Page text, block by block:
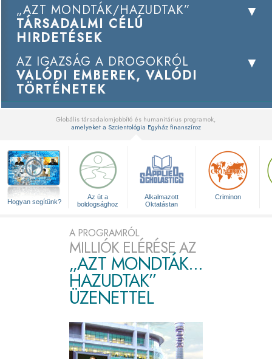
„AZT MONDTÁK/HAZUDTAK”
TÁRSADALMI CÉLÚ
HIRDETÉSEK
AZ IGAZSÁG A DROGOKRÓL
VALÓDI EMBEREK, VALÓDI
TÖRTÉNETEK
Globális társadalomjobbító és humanitárius programok,
amelyeket a Szcientológia Egyház finanszíroz
Hogyan segítünk?
Az út a
boldogsághoz
Alkalmazott
Oktatástan
Criminon
A PROGRAMRÓL
MILLIÓK ELÉRÉSE AZ
„AZT MONDTÁK...
HAZUDTAK”
ÜZENETTEL